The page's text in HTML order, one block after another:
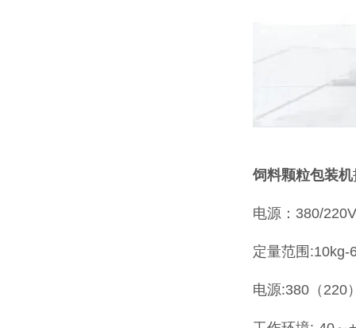
饲料颗粒包装机
电源：380/
定量范围:10kg-
电源:380（220